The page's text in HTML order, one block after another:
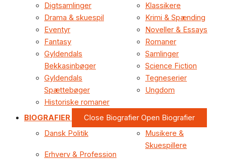
Digtsamlinger
Drama & skuespil
Eventyr
Fantasy
Gyldendals
Bekkasinbøger
Gyldendals
Spættebøger
Historiske romaner
Klassikere
Krimi & Spænding
Noveller & Essays
Romaner
Samlinger
Science Fiction
Tegneserier
Ungdom
BIOGRAFIER Close Biografier Open Biografier
Dansk Politik
Erhverv & Profession
Musikere &
Skuespillere